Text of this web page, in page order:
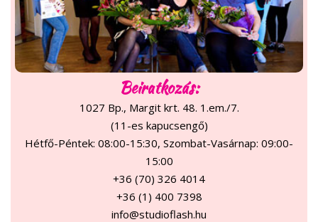
Beiratkozás:
1027 Bp., Margit krt. 48. 1.em./7.
(11-es kapucsengő)
Hétfő-Péntek: 08:00-15:30, Szombat-Vasárnap: 09:00-
15:00
+36 (70) 326 4014
+36 (1) 400 7398
info@studioflash.hu